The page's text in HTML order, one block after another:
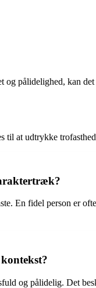
pålidelighed, kan
at udtrykke
En fidel person er
og pålidelig. Det